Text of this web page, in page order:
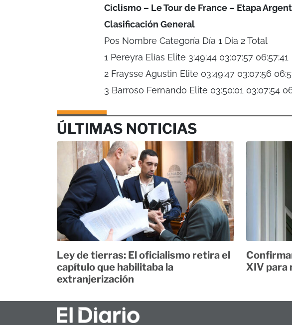
Ciclismo – Le Tour de France – Etapa
Clasificación General
Pos Nombre Categoría Día 1 Día 2 Total
1 Pereyra Elías Elite 3:49:44 03:07:57 06:57:41
2 Fraysse Agustin Elite 03:49:47 03:07:56
3 Barroso Fernando Elite 03:50:01 03:07:54
ÚLTIMAS NOTICIAS
Ley de tierras: El oficialismo retira el
capítulo que habilitaba la
extranjerización
XIV para